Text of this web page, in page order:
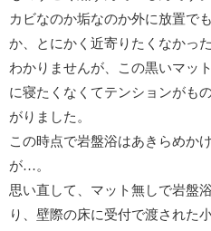
カビなのか垢なのか外に放置で
か、とにかく近寄りたくなかっ
わかりませんが、この黒いマッ
に寝たくなくてテンションがも
がりました。
この時点で岩盤浴はあきらめか
が…。
思い直して、マット無しで岩盤
り、壁際の床に受付で渡された